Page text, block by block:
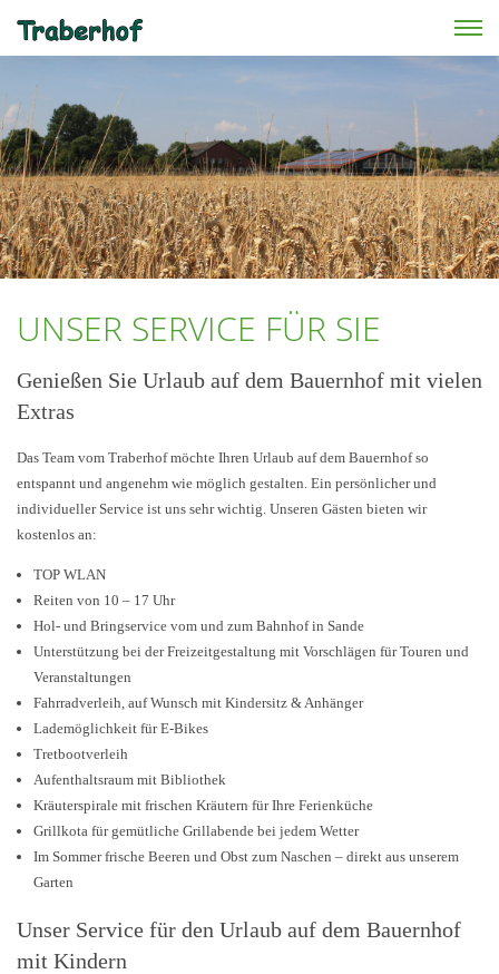
Skip to main content
UNSER SERVICE FÜR SIE
Genießen Sie Urlaub auf dem Bauernhof mit vielen
Extras
Das Team vom Traberhof möchte Ihren Urlaub auf dem Bauernhof so
entspannt und angenehm wie möglich gestalten. Ein persönlicher und
individueller Service ist uns sehr wichtig. Unseren Gästen bieten wir
kostenlos an:
TOP WLAN
Reiten von 10 – 17 Uhr
Hol- und Bringservice vom und zum Bahnhof in Sande
Unterstützung bei der Freizeitgestaltung mit Vorschlägen für Touren und
Veranstaltungen
Fahrradverleih, auf Wunsch mit Kindersitz & Anhänger
Lademöglichkeit für E-Bikes
Tretbootverleih
Aufenthaltsraum mit Bibliothek
Kräuterspirale mit frischen Kräutern für Ihre Ferienküche
Grillkota für gemütliche Grillabende bei jedem Wetter
Im Sommer frische Beeren und Obst zum Naschen – direkt aus unserem
Garten
Unser Service für den Urlaub auf dem Bauernhof
mit Kindern